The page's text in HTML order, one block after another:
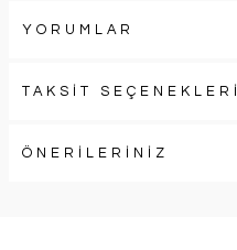
YORUMLAR
TAKSİT SEÇENEKLERİ
ÖNERİLERİNİZ